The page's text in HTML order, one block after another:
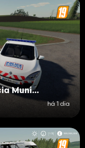
Renault Megane 3 Estate (Polícia Municipal)
há 1 dia